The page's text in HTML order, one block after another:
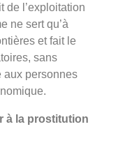
de l’exploitation
ne sert qu’à
et fait le
sans
aux personnes
à la prostitution